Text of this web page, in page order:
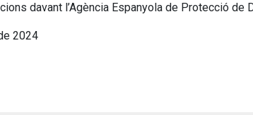
davant l’Agència Espanyola de Protecció
2024